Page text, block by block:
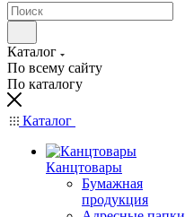
Каталог
По всему сайту
По каталогу
Каталог
Канцтовары
Бумажная
продукция